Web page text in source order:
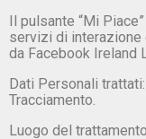
Il pulsante “Mi
servizi di interazione
da Facebook Ireland
Dati Personali
Tracciamento.
Luogo del